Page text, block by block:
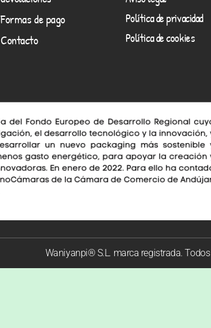
Formas de pago
Contacto
Política de privacidad
Política de cookies
Waniyanpi® S.L. marca registrada.